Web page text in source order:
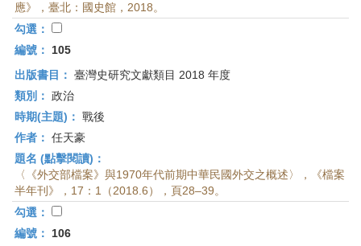
應》，臺北：國史館，2018。
勾選：
編號：
105
出版書目： 臺灣史研究文獻類目 2018 年度
類別： 政治
時期(主題)： 戰後
作者： 任天豪
題名 (點擊閱讀)：
〈《外交部檔案》與1970年代前期中華民國外交之概述〉，《檔案
半年刊》，17：1（2018.6），頁28–39。
勾選：
編號：
106